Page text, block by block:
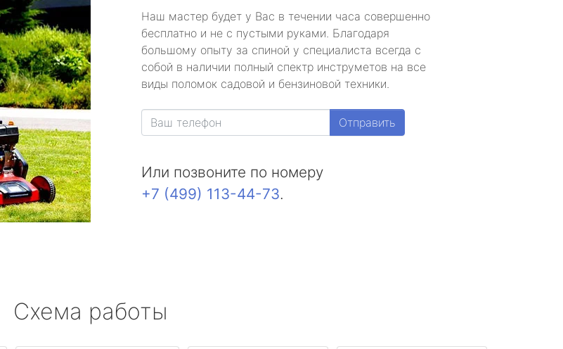
Наш мастер будет у Вас в течении часа совершенно
бесплатно и не с пустыми руками. Благодаря
большому опыту за спиной у специалиста всегда с
собой в наличии полный спектр инструметов на все
виды поломок садовой и бензиновой техники.
Отправить
Или позвоните по номеру
+7 (499) 113-44-73.
Схема работы